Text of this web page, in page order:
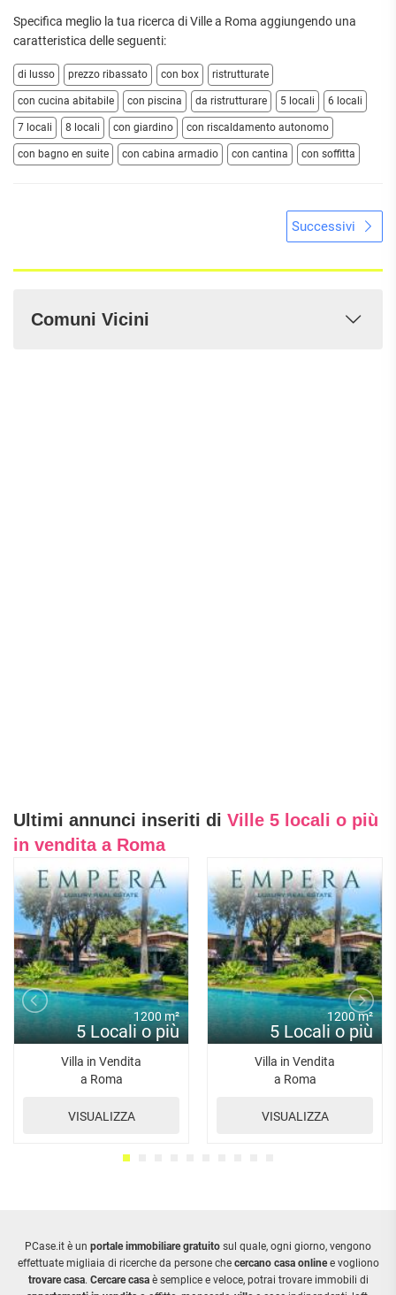
Specifica meglio la tua ricerca di Ville a Roma aggiungendo una
caratteristica delle seguenti:
di lusso prezzo ribassato con box ristrutturate
con cucina abitabile con piscina da ristrutturare 5 locali 6 locali
7 locali 8 locali con giardino con riscaldamento autonomo
con bagno en suite con cabina armadio con cantina con soffitta
Successivi
Comuni Vicini
Ultimi annunci inseriti di Ville 5 locali o più
in vendita a Roma
1200 m²
5 Locali o più
Villa in Vendita
a Roma
VISUALIZZA
1200 m²
5 Locali o più
Villa in Vendita
a Roma
VISUALIZZA
PCase.it è un portale immobiliare gratuito sul quale, ogni giorno, vengono
effettuate migliaia di ricerche da persone che cercano casa onlinee vogliono
trovare casa. Cercare casaè semplice e veloce, potrai trovare immobili di